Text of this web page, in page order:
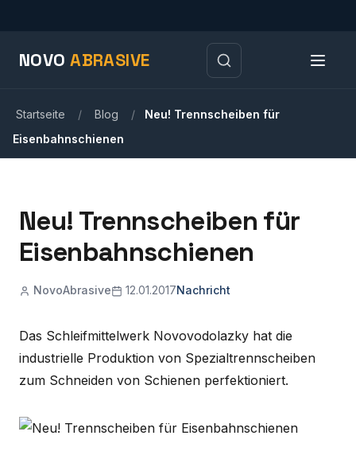
NOVOABRASIVE
Startseite / Blog /
Neu! Trennscheiben für
Eisenbahnschienen
Neu! Trennscheiben für
Eisenbahnschienen
NovoAbrasive 12.01.2017Nachricht
Das Schleifmittelwerk Novovodolazky hat die
industrielle Produktion von Spezialtrennscheiben
zum Schneiden von Schienen perfektioniert.